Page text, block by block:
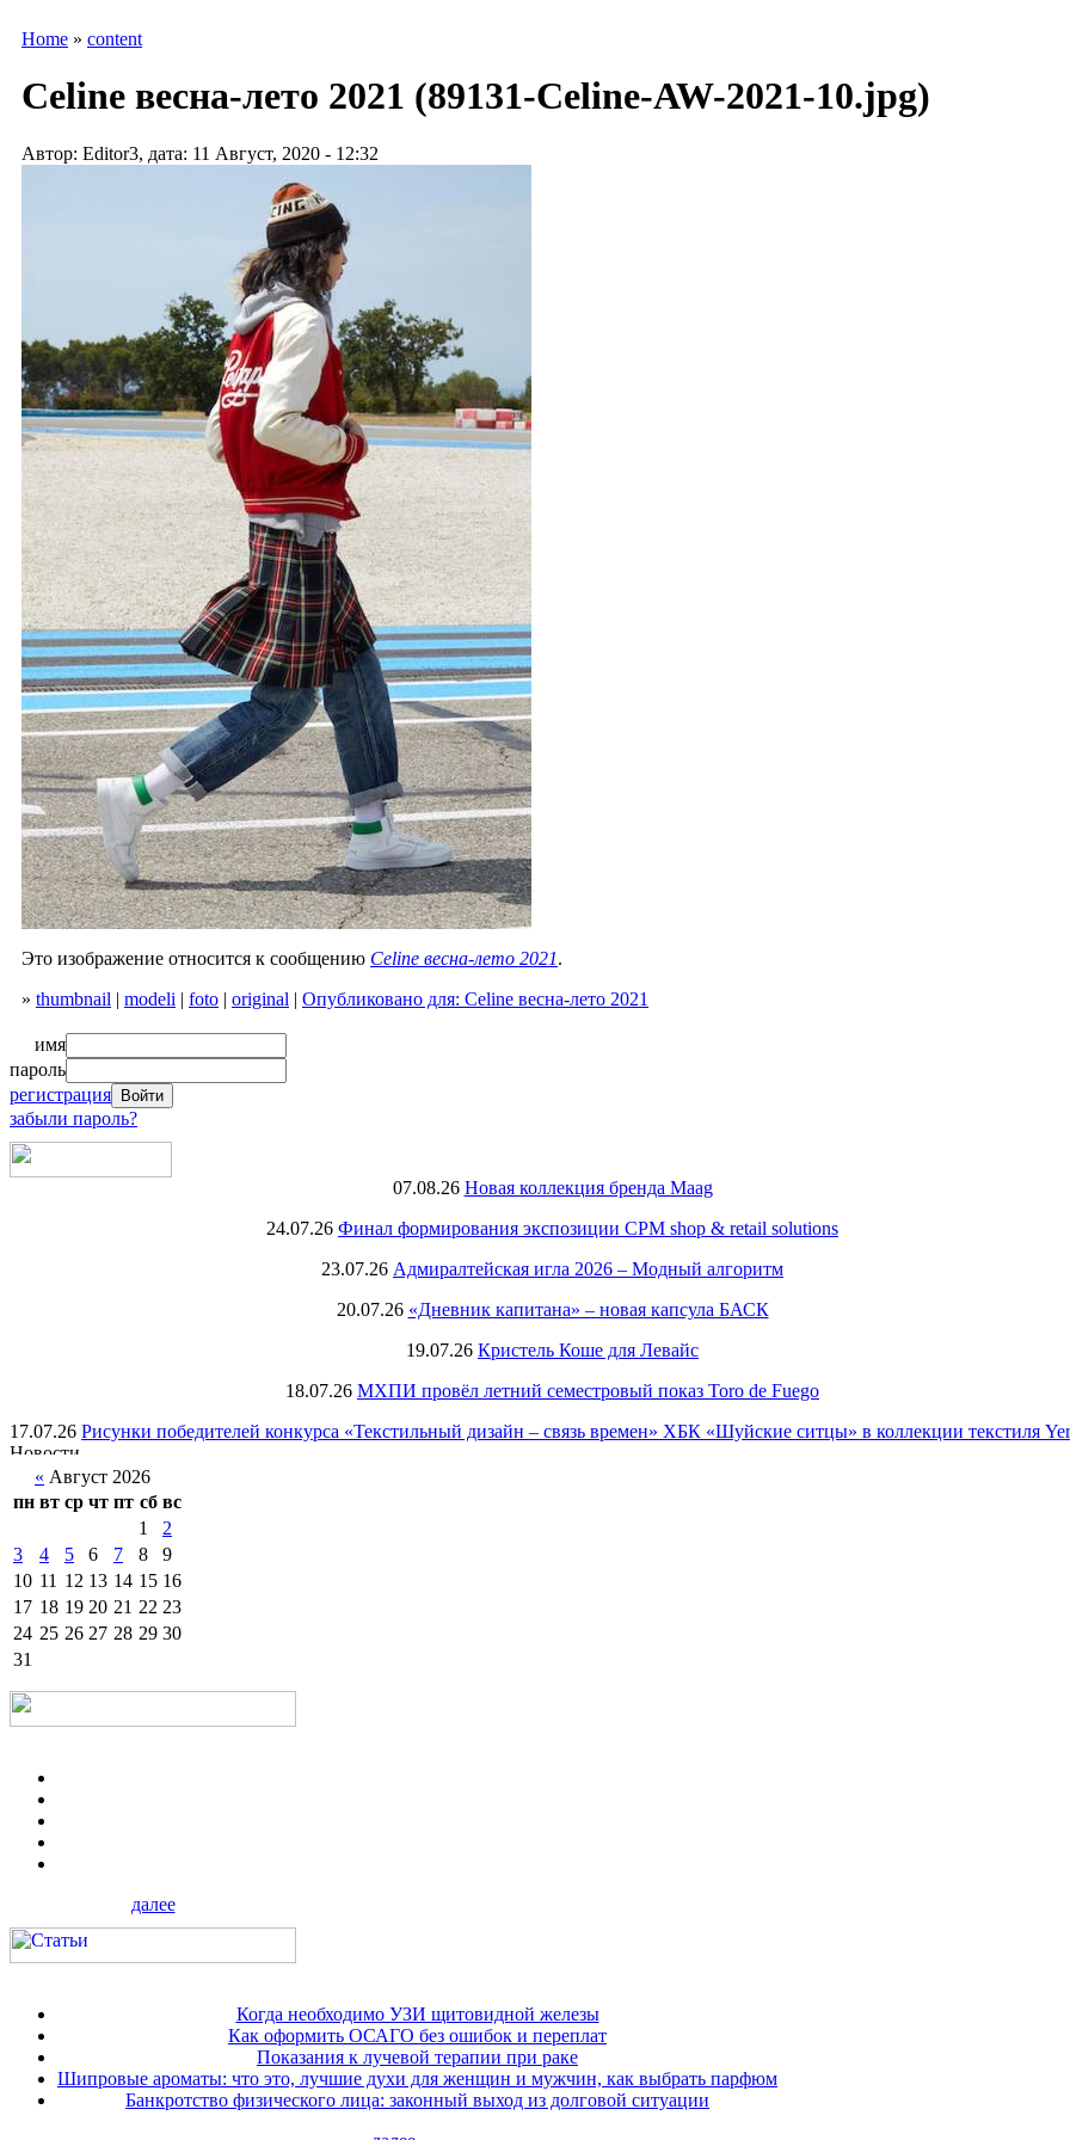
Home » content
Celine весна-лето 2021 (89131-Celine-AW-2021-10.jpg)
Автор: Editor3, дата: 11 Август, 2020 - 12:32
Это изображение относится к сообщению Celine весна-лето 2021.
» thumbnail | modeli | foto | original | Опубликовано для: Celine весна-лето 2021
имя
пароль
регистрация
забыли пароль?
07.08.26 Новая коллекция бренда Maag
24.07.26 Финал формирования экспозиции CPM shop & retail solutions
23.07.26 Адмиралтейская игла 2026 – Модный алгоритм
20.07.26 «Дневник капитана» – новая капсула БАСК
19.07.26 Кристель Коше для Левайс
18.07.26 МХПИ провёл летний семестровый показ Toro de Fuego
17.07.26 Рисунки победителей конкурса «Текстильный дизайн – связь времен» ХБК «Шуйские ситцы» в коллекции текстиля
« Август 2026
пн вт ср чт пт сб вс
1
2
3
4 5 6 7 8
9
10 11 12 13 14 15 16
17 18 19 20 21 22 23
24 25 26 27 28 29 30
31
далее
Когда необходимо УЗИ щитовидной железы
Как оформить ОСАГО без ошибок и переплат
Показания к лучевой терапии при раке
Шипровые ароматы: что это, лучшие духи для женщин и мужчин, как выбрать парфюм
Банкротство физического лица: законный выход из долговой ситуации